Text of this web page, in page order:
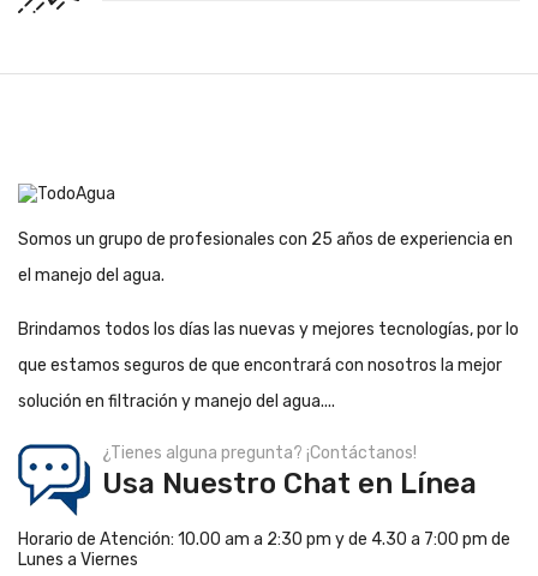
Somos un grupo de profesionales con 25 años de experiencia en
el manejo del agua.
Brindamos todos los días las nuevas y mejores tecnologías, por lo
que estamos seguros de que encontrará con nosotros la mejor
solución en filtración y manejo del agua....
¿Tienes alguna pregunta? ¡Contáctanos!
Usa Nuestro Chat en Línea
Horario de Atención: 10.00 am a 2:30 pm y de 4.30 a 7:00 pm de
Lunes a Viernes